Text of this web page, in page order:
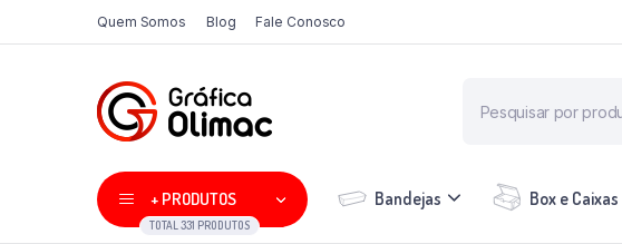
Quem Somos Blog Fale Conosco
+ PRODUTOS
TOTAL 331 PRODUTOS
Bandejas Box e Caixas